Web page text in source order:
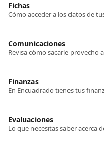
Fichas
Comunicaciones
Revisa cómo sacarle provecho
Finanzas
Evaluaciones
Lo que necesitas saber acerca